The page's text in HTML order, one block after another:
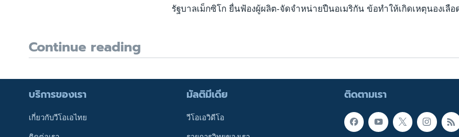
รัฐบาลเม็กซิโก ยื่นฟ้องผู้ผลิต-จัดจำหน่ายปืนอเมริกัน ข้อทำให้เกิดเหตุนองเลือ
Continue reading
ติดตามเรา
บริการของเรา
เกี่ยวกับวีโอเอไทย
มัลติมีเดีย
วีโอเอวิดีโอ